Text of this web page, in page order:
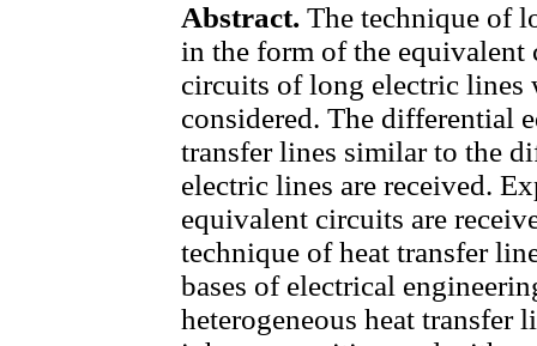
Abstract. The technique of
in the form of the
circuits of long electric lines
considered. The differential
transfer lines similar to the
electric lines are received.
equivalent circuits are
technique of heat transfer
bases of electrical
heterogeneous heat